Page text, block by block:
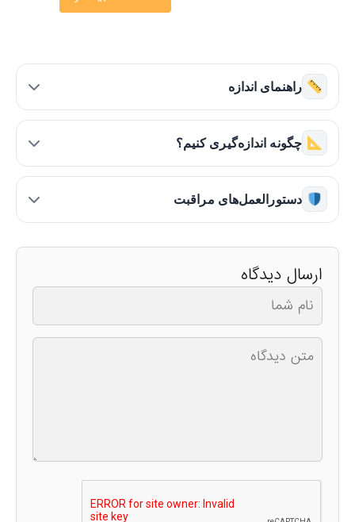
راهنمای اندازه
چگونه اندازه‌گیری کنیم؟
دستورالعمل‌های مراقبت
ارسال دیدگاه